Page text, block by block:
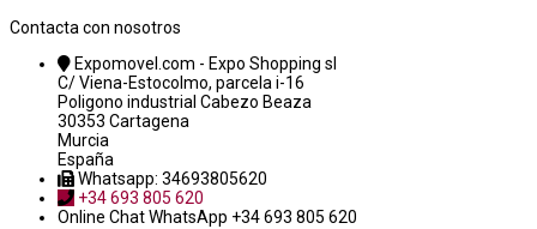
Contacta con nosotros
Expomovel.com - Expo Shopping sl
C/ Viena-Estocolmo, parcela i-16
Poligono industrial Cabezo Beaza
30353 Cartagena
Murcia
España
Whatsapp: 34693805620
+34 693 805 620
Online ChatWhatsApp +34 693 805 620